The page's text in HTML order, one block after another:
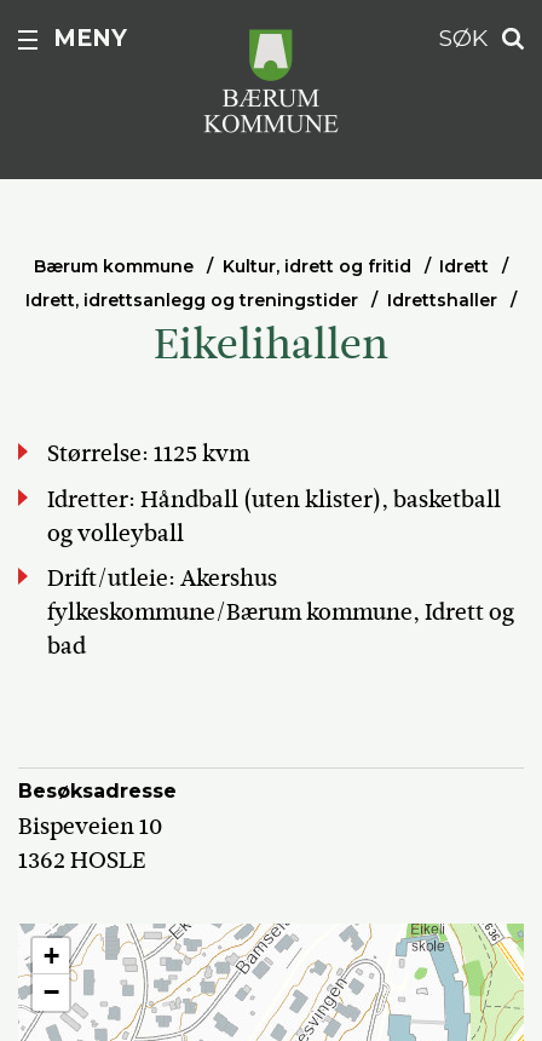
MENY SØK
Bærum kommune Kultur, idrett og fritid
Idrett
Idrett, idrettsanlegg og treningstider
Idrettshaller
Eikelihallen
Størrelse: 1125 kvm
Idretter: Håndball (uten klister), basketball
og volleyball
Drift/utleie: Akershus
fylkeskommune/Bærum kommune, Idrett og
bad
Besøksadresse
Bispeveien 10
1362 HOSLE
+
−